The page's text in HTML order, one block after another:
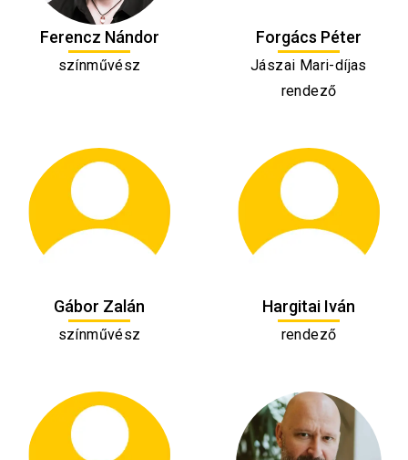
Ferencz Nándor
színművész
Forgács Péter
Jászai Mari-díjas
rendező
Gábor Zalán
színművész
Hargitai Iván
rendező